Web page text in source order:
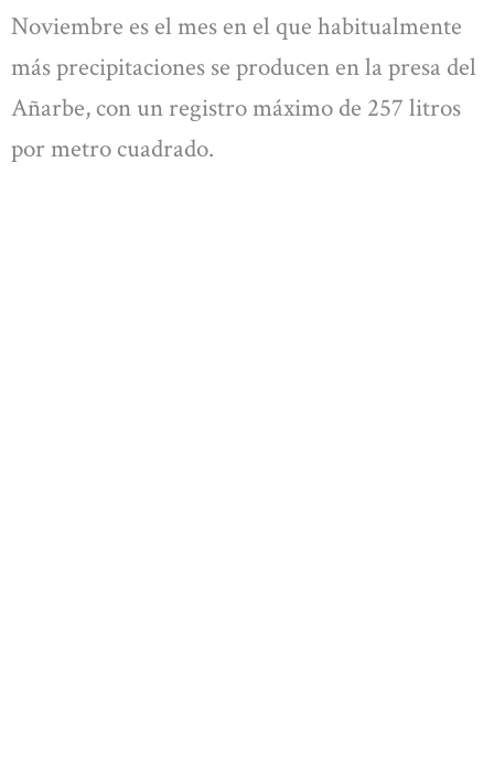
Noviembre es el mes en el que habitualmente
más precipitaciones se producen en la presa del
Añarbe, con un registro máximo de 257 litros
por metro cuadrado.